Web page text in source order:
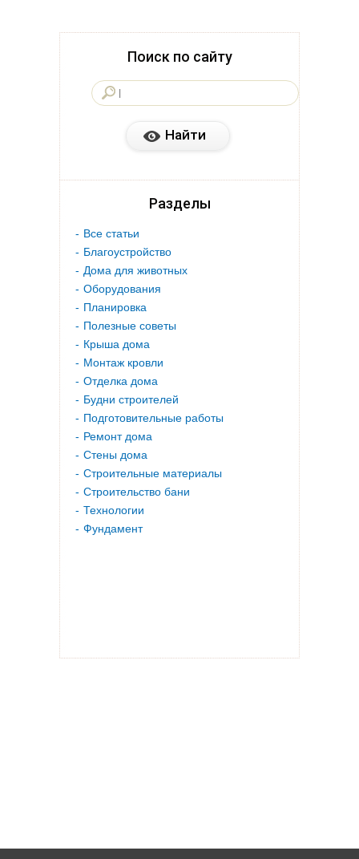
Поиск по сайту
Разделы
Все статьи
Благоустройство
Дома для животных
Оборудования
Планировка
Полезные советы
Крыша дома
Монтаж кровли
Отделка дома
Будни строителей
Подготовительные работы
Ремонт дома
Стены дома
Строительные материалы
Строительство бани
Технологии
Фундамент